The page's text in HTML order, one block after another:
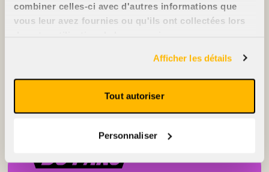
combiner celles-ci avec d'autres informations que
vous leur avez fournies ou qu'ils ont collectées lors
Afficher les détails
Tout autoriser
Personnaliser
Films